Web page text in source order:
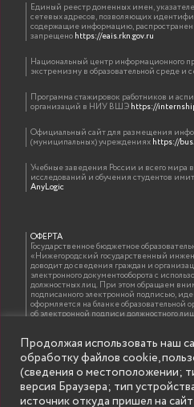
Единый реестр доменных имен,
сетевых адресов, позволяющих
содержащие информацию,
запрещеноhttps://eais.rkn.gov.ru
Национальный центр информационного
экстремизму в образовательной среде и
Программа стажировок работников и
организаций в НИУ ВШЭhttps://
Официальный сайт для размещения
(муниципальных) учрежденияхhttps://
Учебные заведения России и всего мира
исследований и обучения студентов
AnyLogic
ОФЕРТА
Государственное бюджетное
«Нижегородский государственный
доводит до сведения граждан и
электронного документооборота с
должностных лиц. При этом обращаем
подписанного электронной подписью,
оформляется на бланке образовательной
об электронной подписи должностного
ИНФОРМАЦИЯ ДЛЯ
Все права на аудио и видео материалы,
принадлежат их законным владельцам и
Продолжая использовать наш
обработку файлов cookie,
(сведения о местоположении;
версия Браузера; тип
источник откуда пришел на